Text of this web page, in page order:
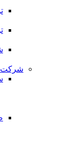
شرکت